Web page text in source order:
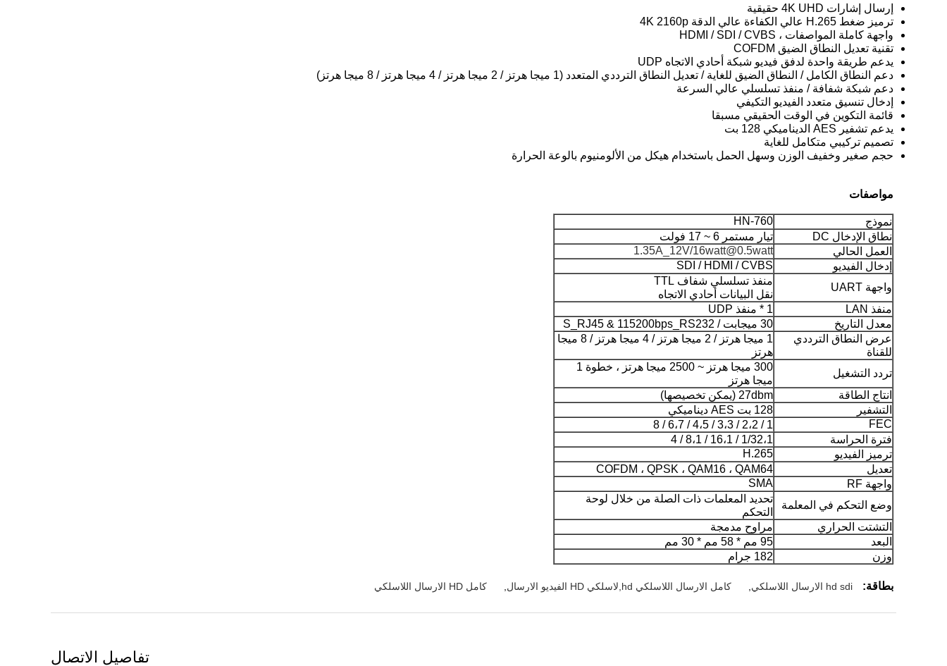
إرسال إشارات 4K UHD حقيقية
ترميز ضغط H.265 عالي الكفاءة عالي الدقة 4K 2160p
واجهة كاملة المواصفات ، HDMI / SDI / CVBS
تقنية تعديل النطاق الضيق COFDM
يدعم طريقة واحدة لدفق فيديو شبكة أحادي الاتجاه UDP
دعم النطاق الكامل / النطاق الضيق للغاية / تعديل النطاق الترددي المتعدد (1 ميجا هرتز / 2 ميجا هرتز / 4 ميجا هرتز / 8 ميجا هرتز)
دعم شبكة شفافة / منفذ تسلسلي عالي السرعة
إدخال تنسيق متعدد الفيديو التكيفي
قائمة التكوين في الوقت الحقيقي مسبقا
يدعم تشفير AES الديناميكي 128 بت
تصميم تركيبي متكامل للغاية
حجم صغير وخفيف الوزن وسهل الحمل باستخدام هيكل من الألومنيوم بالوعة الحرارة
مواصفات
نموذج
HN-760
نطاق الإدخال DC
تيار مستمر 6 ~ 17 فولت
العمل الحالي
1.35A_12V/16watt@0.5watt
إدخال الفيديو
SDI / HDMI / CVBS
واجهة UART
منفذ تسلسلي شفاف TTL
نقل البيانات أحادي الاتجاه
منفذ LAN
1 * منفذ UDP
معدل التاريخ
30 ميجابت / S_RJ45 & 115200bps_RS232
عرض النطاق الترددي
للقناة
1 ميجا هرتز / 2 ميجا هرتز / 4 ميجا هرتز / 8 ميجا
هرتز
تردد التشغيل
300 ميجا هرتز ~ 2500 ميجا هرتز ، خطوة 1
ميجا هرتز
انتاج الطاقة
27dbm (يمكن تخصيصها)
التشفير
128 بت AES ديناميكي
FEC
1 / 2،2 / 3،3 / 4،5 / 6،7 / 8
فترة الحراسة
1/32،1 / 16،1 / 8،1 / 4
ترميز الفيديو
H.265
تعديل
COFDM ، QPSK ، QAM16 ، QAM64
واجهة RF
SMA
وضع التحكم في المعلمة
تحديد المعلمات ذات الصلة من خلال لوحة
التحكم
التشتت الحراري
مراوح مدمجة
البعد
95 مم * 58 مم * 30 مم
وزن
182 جرام
بطاقة: hd sdi الارسال اللاسلكي كامل الارسال اللاسلكي hd,لاسلكي HD الفيديو الارسال كامل HD الارسال اللاسلكي
تفاصيل الاتصال